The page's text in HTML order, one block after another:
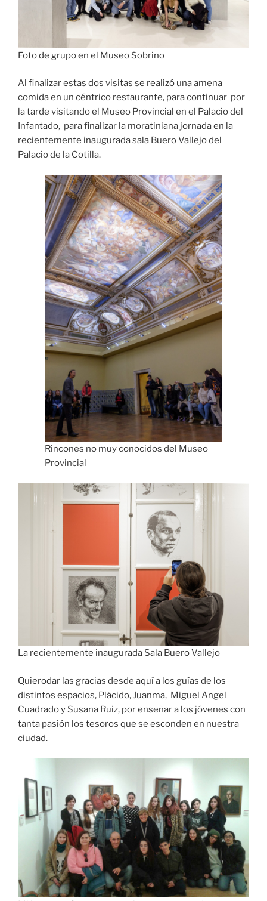
Foto de grupo en el Museo Sobrino
Al finalizar estas dos visitas se realizó una amena
comida en un céntrico restaurante, para continuar por
la tarde visitando el Museo Provincial en el Palacio del
Infantado, para finalizar la moratiniana jornada en la
recientemente inaugurada sala Buero Vallejo del
Palacio de la Cotilla.
Rincones no muy conocidos del Museo
Provincial
La recientemente inaugurada Sala Buero Vallejo
Quierodar las gracias desde aquí a los guías de los
distintos espacios, Plácido, Juanma, Miguel Angel
Cuadrado y Susana Ruiz, por enseñar a los jóvenes con
tanta pasión los tesoros que se esconden en nuestra
ciudad.